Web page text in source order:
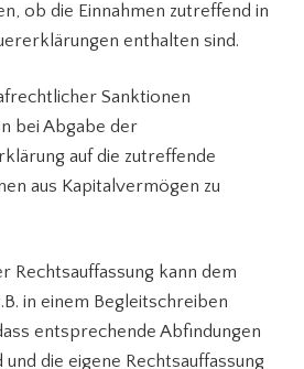
ob die Einnahmen zutreffend in
enthalten sind.
Sanktionen
bei Abgabe der
auf die zutreffende
aus Kapitalvermögen zu
Rechtsauffassung kann dem
in einem Begleitschreiben
entsprechende Abfindungen
die eigene Rechtsauffassung